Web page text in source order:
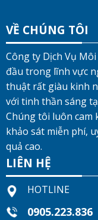
VỀ CHÚNG TÔI
Công ty Dịch Vụ
đầu trong lĩnh vực
thuật rất giàu kinh
với tinh thần sáng
Chúng tôi luôn cam
khảo sát miễn phí,
quả cao.
LIÊN HỆ
HOTLINE
0905.223.836